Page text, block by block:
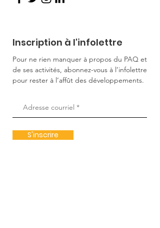
Inscription à l'infolettre
Pour ne rien manquer à propos du PAQ et
de ses activités, abonnez-vous à l’infolettre
pour rester à l’affût des développements.
S'inscrire